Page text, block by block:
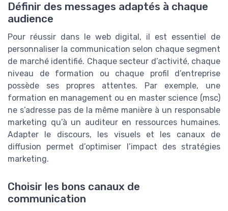
Définir des messages adaptés à chaque
audience
Pour réussir dans le web digital, il est essentiel de
personnaliser la communication selon chaque segment
de marché identifié. Chaque secteur d’activité, chaque
niveau de formation ou chaque profil d’entreprise
possède ses propres attentes. Par exemple, une
formation en management ou en master science (msc)
ne s’adresse pas de la même manière à un responsable
marketing qu’à un auditeur en ressources humaines.
Adapter le discours, les visuels et les canaux de
diffusion permet d’optimiser l’impact des stratégies
marketing.
Choisir les bons canaux de
communication